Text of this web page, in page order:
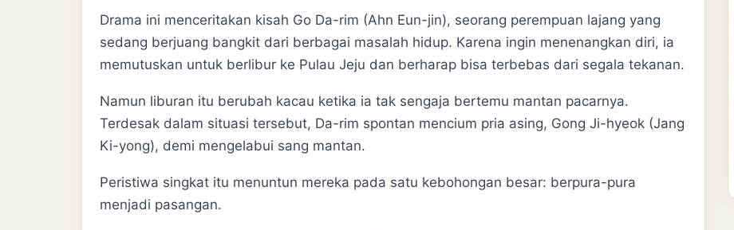
Drama ini menceritakan kisah Go Da-rim (Ahn Eun-jin), seorang perempuan lajang yang
sedang berjuang bangkit dari berbagai masalah hidup. Karena ingin menenangkan diri, ia
memutuskan untuk berlibur ke Pulau Jeju dan berharap bisa terbebas dari segala tekanan.
Namun liburan itu berubah kacau ketika ia tak sengaja bertemu mantan pacarnya.
Terdesak dalam situasi tersebut, Da-rim spontan mencium pria asing, Gong Ji-hyeok (Jang
Ki-yong), demi mengelabui sang mantan.
Peristiwa singkat itu menuntun mereka pada satu kebohongan besar: berpura-pura
menjadi pasangan.